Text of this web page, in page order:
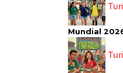
Mundial